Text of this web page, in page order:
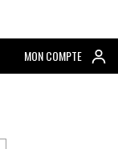
MON COMPTE